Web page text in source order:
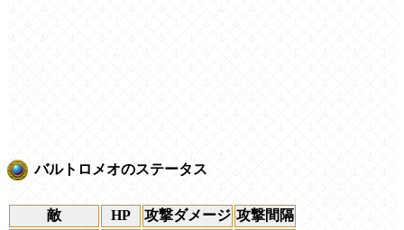
バルトロメオのステータス
敵 HP 攻撃ダメージ 攻撃間隔